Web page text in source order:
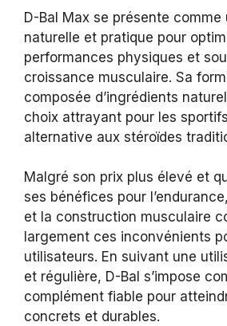
D-Bal Max se présente comme
naturelle et pratique pour
performances physiques et
croissance musculaire. Sa
composée d’ingrédients
choix attrayant pour les
alternative aux stéroïdes
Malgré son prix plus élevé et
ses bénéfices pour
et la construction musculaire
largement ces inconvénients
utilisateurs. En suivant une
et régulière, D-Bal s’impose
complément fiable pour
concrets et durables.